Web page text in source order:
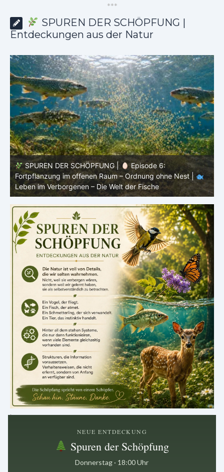
***
SPUREN DER SCHÖPFUNG |
Entdeckungen aus der Natur
SPUREN DER SCHÖPFUNG |
Episode 5: Schutz ohne
Panzer – Tarnung, Farbe und Form |
Leben im
Verborgenen – Die Welt der Fische
.
NEUE ENTDECKUNG
Spuren der Schöpfung
Donnerstag · 18:00 Uhr